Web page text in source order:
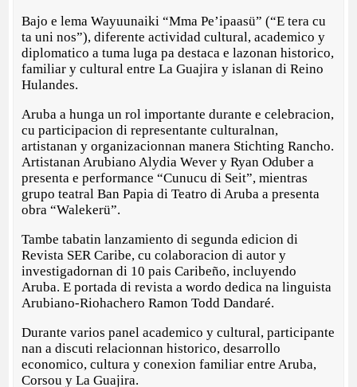
Bajo e lema Wayuunaiki “Mma Pe’ipaasü” (“E tera cu
ta uni nos”), diferente actividad cultural, academico y
diplomatico a tuma luga pa destaca e lazonan historico,
familiar y cultural entre La Guajira y islanan di Reino
Hulandes.
Aruba a hunga un rol importante durante e celebracion,
cu participacion di representante culturalnan,
artistanan y organizacionnan manera Stichting Rancho.
Artistanan Arubiano Alydia Wever y Ryan Oduber a
presenta e performance “Cunucu di Seit”, mientras
grupo teatral Ban Papia di Teatro di Aruba a presenta
obra “Walekerü”.
Tambe tabatin lanzamiento di segunda edicion di
Revista SER Caribe, cu colaboracion di autor y
investigadornan di 10 pais Caribeño, incluyendo
Aruba. E portada di revista a wordo dedica na linguista
Arubiano-Riohachero Ramon Todd Dandaré.
Durante varios panel academico y cultural, participante
nan a discuti relacionnan historico, desarrollo
economico, cultura y conexion familiar entre Aruba,
Corsou y La Guajira.